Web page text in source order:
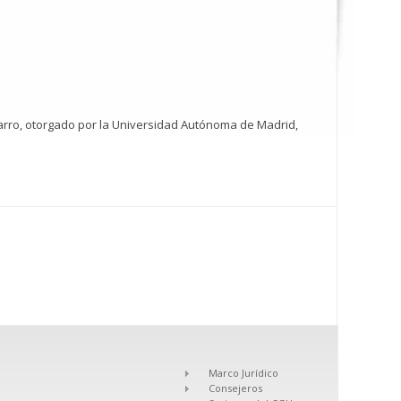
otorgado por la Universidad Autónoma de Madrid,
Marco Jurídico
Consejeros